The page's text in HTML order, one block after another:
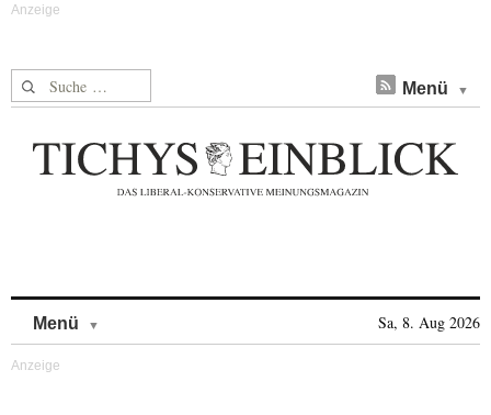
Suche nach: Menü
Menü Sa, 8. Aug 2026